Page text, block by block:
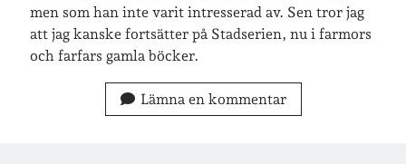
men som han inte varit intresserad av. Sen tror jag
att jag kanske fortsätter på Stadserien, nu i farmors
och farfars gamla böcker.
Lämna en kommentar